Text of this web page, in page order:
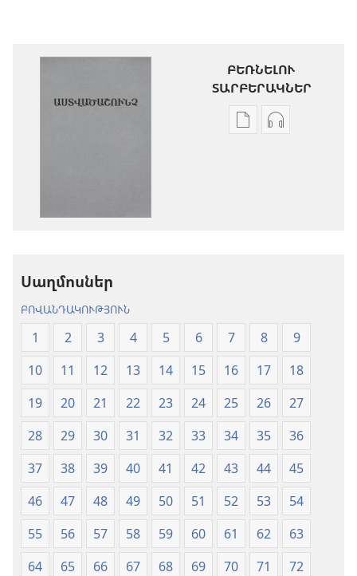
ԲԵՌՆԵԼՈՒ
ՏԱՐԲԵՐԱԿՆԵՐ
Թվային
Սաղմոսներ
ԲՈՎԱՆԴԱԿՈՒԹՅՈՒՆ
1 2 3 4 5 6 7 8
9
10
11 12 13 14 15 16 17
18
19
20 21 22 23 24 25 26
27
28
29 30 31 32 33 34 35
36
37
38 39 40 41 42 43 44
45
46
47 48 49 50 51 52 53
54
55
56 57 58 59 60 61 62
63
64
65 66 67 68 69 70 71
72